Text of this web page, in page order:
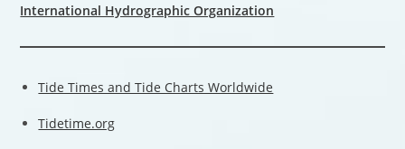
International Hydrographic Organization
Tide Times and Tide Charts Worldwide
Tidetime.org